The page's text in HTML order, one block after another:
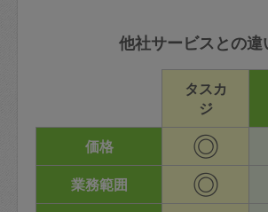
他社サービスとの違
タスカ
ジ
価格
◎
業務範囲 ◎